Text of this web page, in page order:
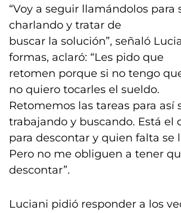
“Voy a seguir llamándolos para
charlando y tratar de
buscar la solución”, señaló
formas, aclaró: “Les pido que
retomen porque si no tengo
no quiero tocarles el sueldo.
Retomemos las tareas para así
trabajando y buscando. Está el
para descontar y quien falta se
Pero no me obliguen a tener
descontar”.
Luciani pidió responder a los